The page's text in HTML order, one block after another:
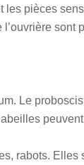
les pièces
sont
Le
rabots. Elles